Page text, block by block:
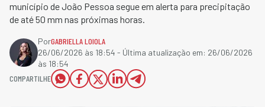
município de João Pessoa segue em alerta para precipitação
de até 50 mm nas próximas horas.
PorGABRIELLA LOIOLA
26/06/2026 às 18:54 - Última atualização em: 26/06/2026
às 18:54
COMPARTILHE